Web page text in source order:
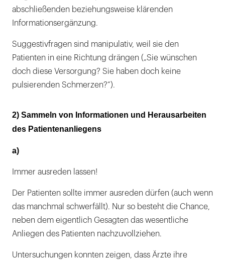
abschließenden beziehungsweise klärenden
Informationsergänzung.
Suggestivfragen sind manipulativ, weil sie den
Patienten in eine Richtung drängen („Sie wünschen
doch diese Versorgung? Sie haben doch keine
pulsierenden Schmerzen?“).
2) Sammeln von Informationen und Herausarbeiten
des Patientenanliegens
a)
Immer ausreden lassen!
Der Patienten sollte immer ausreden dürfen (auch wenn
das manchmal schwerfällt). Nur so besteht die Chance,
neben dem eigentlich Gesagten das wesentliche
Anliegen des Patienten nachzuvollziehen.
Untersuchungen konnten zeigen, dass Ärzte ihre